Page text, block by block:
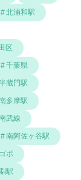
北浦和駅
区
千葉県
蔵門駅
多摩駅
武線
南阿佐ヶ谷駅
ボ
駅